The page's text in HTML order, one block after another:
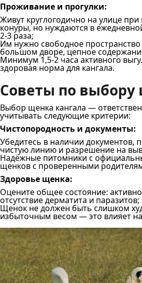
Проживание и прогулки:
Живут круглогодично на улице
конуры, но нуждаются в
2-3 раза;
Им нужно свободное
большом дворе, цепное
Минимум 1,5-2 часа активного
здоровая норма для кангала.
Советы по выбору
Выбор щенка кангала —
учитывать следующие критерии:
Чистопородность и документы:
Убедитесь в наличии документов,
чистую линию и разрешение на
Надёжные питомники с
щенков с проверенными
Здоровье щенка:
Оцените общее состояние:
отсутствие дерматита и паразитов;
Щенок не должен быть слишком
избыточным весом — это влияет